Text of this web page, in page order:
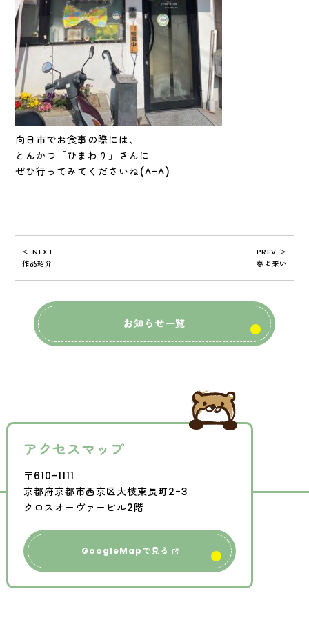
向日市でお食事の際には、
とんかつ「ひまわり」さんに
ぜひ行ってみてくださいね(^-^)
＜ NEXT
作品紹介
PREV ＞
春よ来い
お知らせ一覧
アクセスマップ
〒610-1111
京都府京都市西京区大枝東長町2-3
クロスオーヴァービル2階
GoogleMapで見る